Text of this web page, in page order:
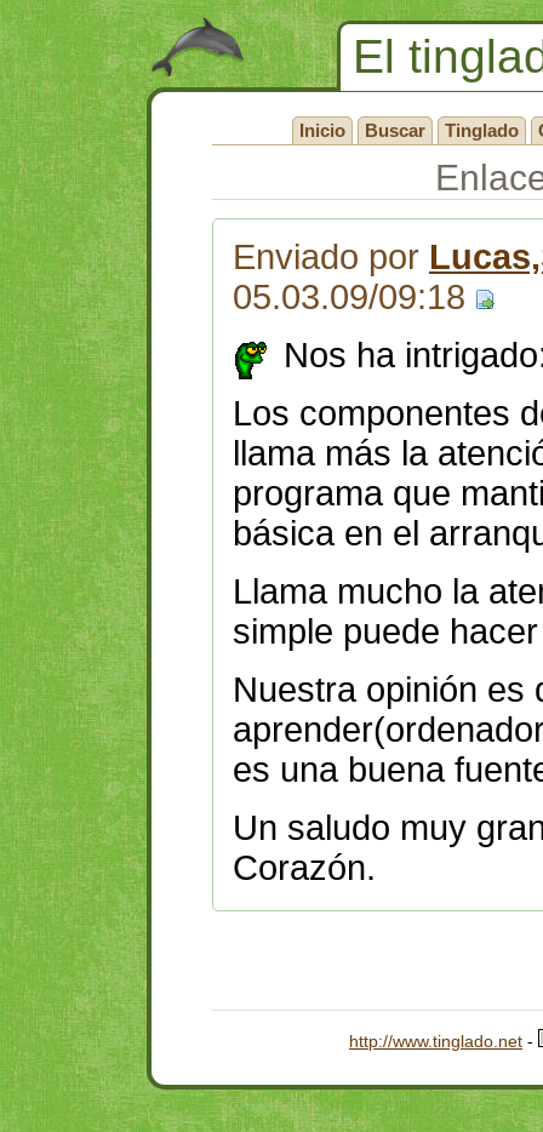
El
Inicio Buscar Tinglado
Enviado por
05.03.09/09:18
Nos ha
Los componentes
llama más la
programa que
básica en el
Llama mucho la
simple puede
Nuestra opinión es
es una buena
Un saludo muy
Corazón.
http://www.tinglado.net -